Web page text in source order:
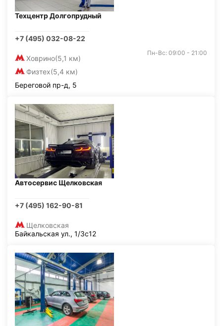
Техцентр Долгопрудный
+7 (495) 032-08-22
Ховрино(5,1 км)
Физтех(5,4 км)
Пн-Вс: 09:00 - 21:00
Береговой пр-д, 5
Автосервис Щелковская
+7 (495) 162-90-81
Щелковская
Байкальская ул., 1/3с12